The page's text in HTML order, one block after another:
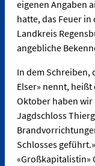
eigenen Angaben
hatte, das Feuer
Landkreis
angebliche
In dem Schreiben,
Elser» nennt, heißt
Oktober haben wir
Jagdschloss
Schlosses
«Großkapitalistin»